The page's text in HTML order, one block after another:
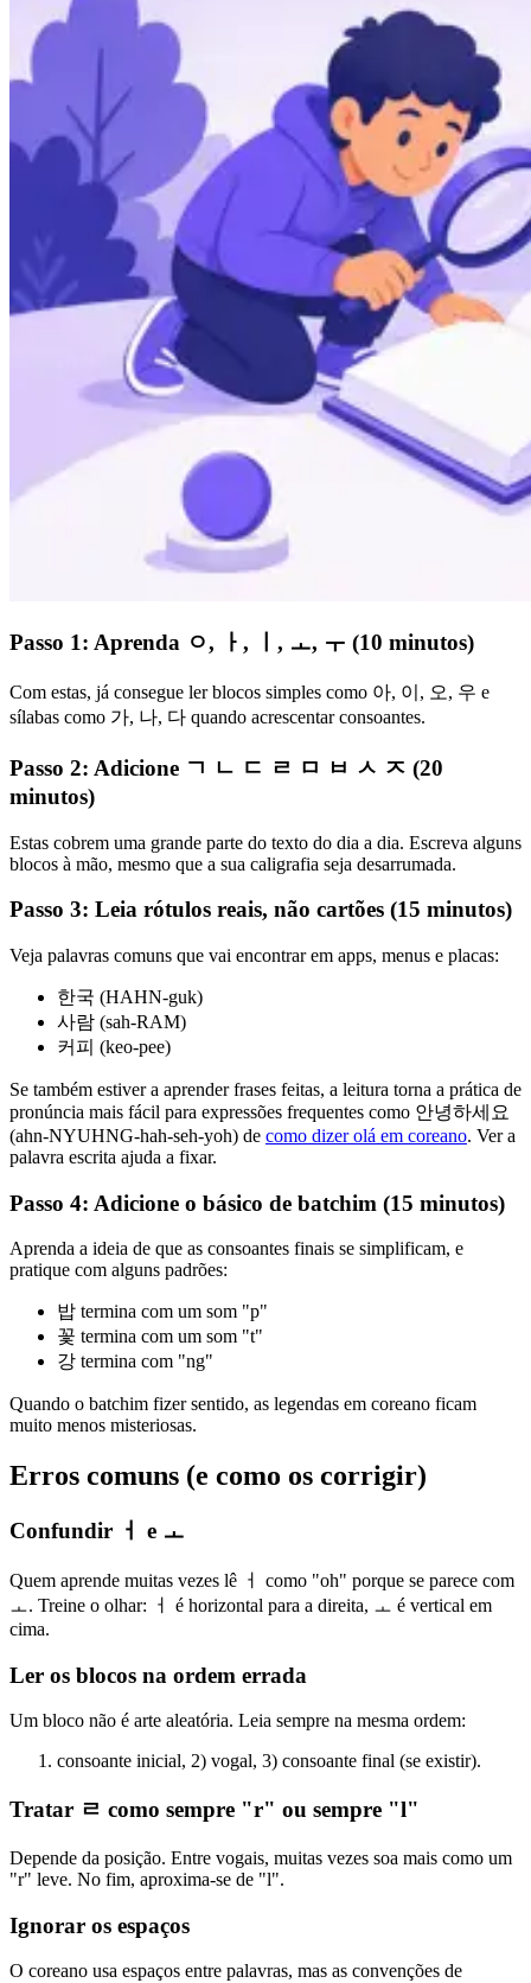
Passo 1: Aprenda ㅇ, ㅏ, ㅣ, ㅗ, ㅜ (10 minutos)
Com estas, já consegue ler blocos simples como 아, 이, 오, 우 e
sílabas como 가, 나, 다 quando acrescentar consoantes.
Passo 2: Adicione ㄱ ㄴ ㄷ ㄹ ㅁ ㅂ ㅅ ㅈ (20
minutos)
Estas cobrem uma grande parte do texto do dia a dia. Escreva alguns
blocos à mão, mesmo que a sua caligrafia seja desarrumada.
Passo 3: Leia rótulos reais, não cartões (15 minutos)
Veja palavras comuns que vai encontrar em apps, menus e placas:
한국 (HAHN-guk)
사람 (sah-RAM)
커피 (keo-pee)
Se também estiver a aprender frases feitas, a leitura torna a prática de
pronúncia mais fácil para expressões frequentes como 안녕하세요
(ahn-NYUHNG-hah-seh-yoh) de como dizer olá em coreano. Ver a
palavra escrita ajuda a fixar.
Passo 4: Adicione o básico de batchim (15 minutos)
Aprenda a ideia de que as consoantes finais se simplificam, e
pratique com alguns padrões:
밥 termina com um som "p"
꽃 termina com um som "t"
강 termina com "ng"
Quando o batchim fizer sentido, as legendas em coreano ficam
muito menos misteriosas.
Erros comuns (e como os corrigir)
Confundir ㅓ e ㅗ
Quem aprende muitas vezes lê ㅓ como "oh" porque se parece com
ㅗ. Treine o olhar: ㅓ é horizontal para a direita, ㅗ é vertical em
cima.
Ler os blocos na ordem errada
Um bloco não é arte aleatória. Leia sempre na mesma ordem:
consoante inicial, 2) vogal, 3) consoante final (se existir).
Tratar ㄹ como sempre "r" ou sempre "l"
Depende da posição. Entre vogais, muitas vezes soa mais como um
"r" leve. No fim, aproxima-se de "l".
Ignorar os espaços
O coreano usa espaços entre palavras, mas as convenções de